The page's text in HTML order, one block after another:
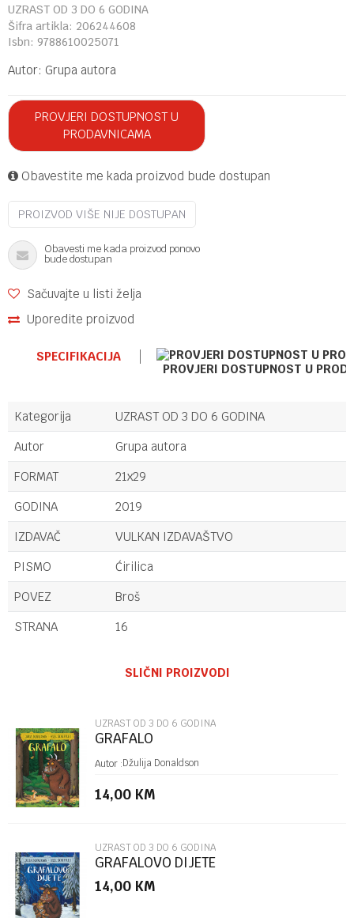
UZRAST OD 3 DO 6 GODINA
Šifra artikla: 206244608
Isbn: 9788610025071
Autor: Grupa autora
PROVJERI DOSTUPNOST U
PRODAVNICAMA
Obavestite me kada proizvod bude dostupan
PROIZVOD VIŠE NIJE DOSTUPAN
Obavesti me kada proizvod ponovo
bude dostupan
Sačuvajte u listi želja
Uporedite proizvod
SPECIFIKACIJA
PROVJERI DOSTUPNOST U
Kategorija
UZRAST OD 3 DO 6 GODINA
Autor
Grupa autora
FORMAT
21x29
GODINA
2019
IZDAVAČ
VULKAN IZDAVAŠTVO
PISMO
Ćirilica
POVEZ
Broš
STRANA
16
Poruka
POŠALJI
SLIČNI PROIZVODI
UZRAST OD 3 DO 6 GODINA
GRAFALO
Autor :Džulija Donaldson
14,00 KM
UZRAST OD 3 DO 6 GODINA
GRAFALOVO DIJETE
14,00 KM